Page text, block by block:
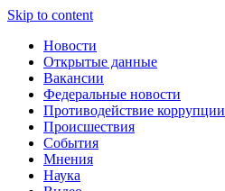
Skip to content
Новости
Открытые данные
Вакансии
Федеральные новости
Противодействие коррупции
Происшествия
События
Мнения
Наука